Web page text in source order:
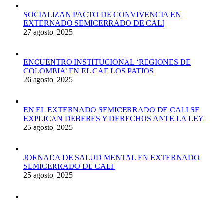
SOCIALIZAN PACTO DE CONVIVENCIA EN
EXTERNADO SEMICERRADO DE CALI
27 agosto, 2025
ENCUENTRO INSTITUCIONAL ‘REGIONES DE
COLOMBIA’ EN EL CAE LOS PATIOS
26 agosto, 2025
EN EL EXTERNADO SEMICERRADO DE CALI SE
EXPLICAN DEBERES Y DERECHOS ANTE LA LEY
25 agosto, 2025
JORNADA DE SALUD MENTAL EN EXTERNADO
SEMICERRADO DE CALI
25 agosto, 2025